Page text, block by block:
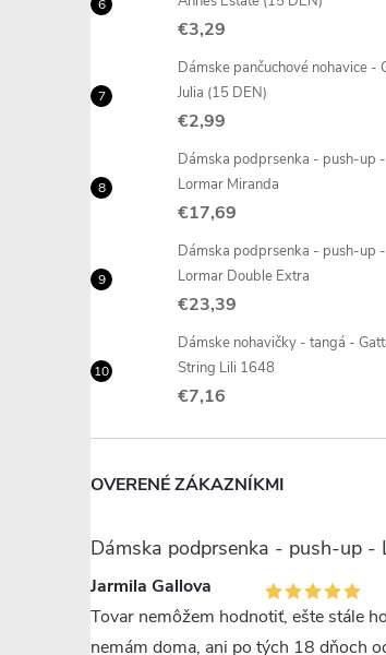
€3,29
Dámske pančuchové nohavice -
Julia (15 DEN)
€2,99
Dámska podprsenka - push-up -
Lormar Miranda
€17,69
Dámska podprsenka - push-up -
Lormar Double Extra
€23,39
Dámske nohavičky - tangá -
String Lili 1648
€7,16
OVERENÉ ZÁKAZNÍKMI
Jarmila Gallova
Tovar nemôžem hodnotiť, ešte stále ho
nemám doma, ani po tých 18 dňoch